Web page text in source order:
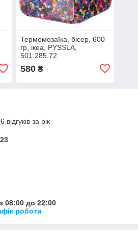
Термомозаїка, бісер, 600
гр, ікеа, PYSSLA,
501.285.72
580₴
за рік
08:00 до 22:00
роботи